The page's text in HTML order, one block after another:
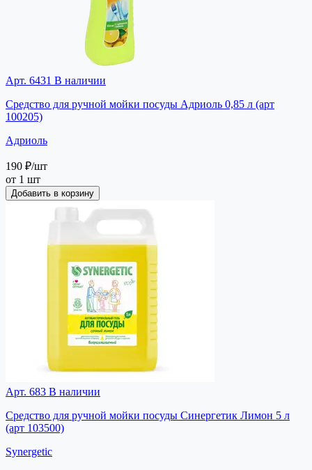
Арт. 6431 В наличии
Средство для ручной мойки посуды Адриоль 0,85 л (арт
100205)
Адриоль
190 ₽/шт
от 1 шт
Добавить в корзину
Арт. 683 В наличии
Средство для ручной мойки посуды Синергетик Лимон 5 л
(арт 103500)
Synergetic